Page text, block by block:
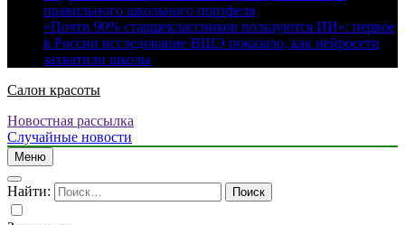
правильного школьного портфеля
«Почти 90% старшеклассников пользуются ИИ»: первое
в России исследование ВШЭ показало, как нейросети
захватили школы
Салон красоты
Новостная рассылка
Случайные новости
Меню
Найти: